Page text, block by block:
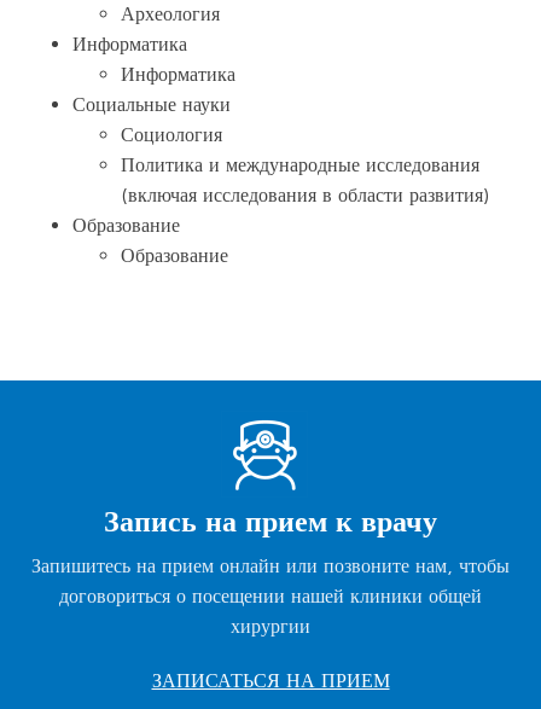
Археология
Информатика
Информатика
Социальные науки
Социология
Политика и международные исследования
(включая исследования в области развития)
Образование
Образование
Запись на прием к врачу
Запишитесь на прием онлайн или позвоните нам, чтобы
договориться о посещении нашей клиники общей
хирургии
ЗАПИСАТЬСЯ НА ПРИЕМ